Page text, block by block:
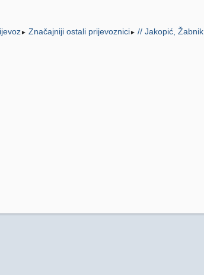
► Značajniji ostali prijevoznici► // Jakopić, Žabnik